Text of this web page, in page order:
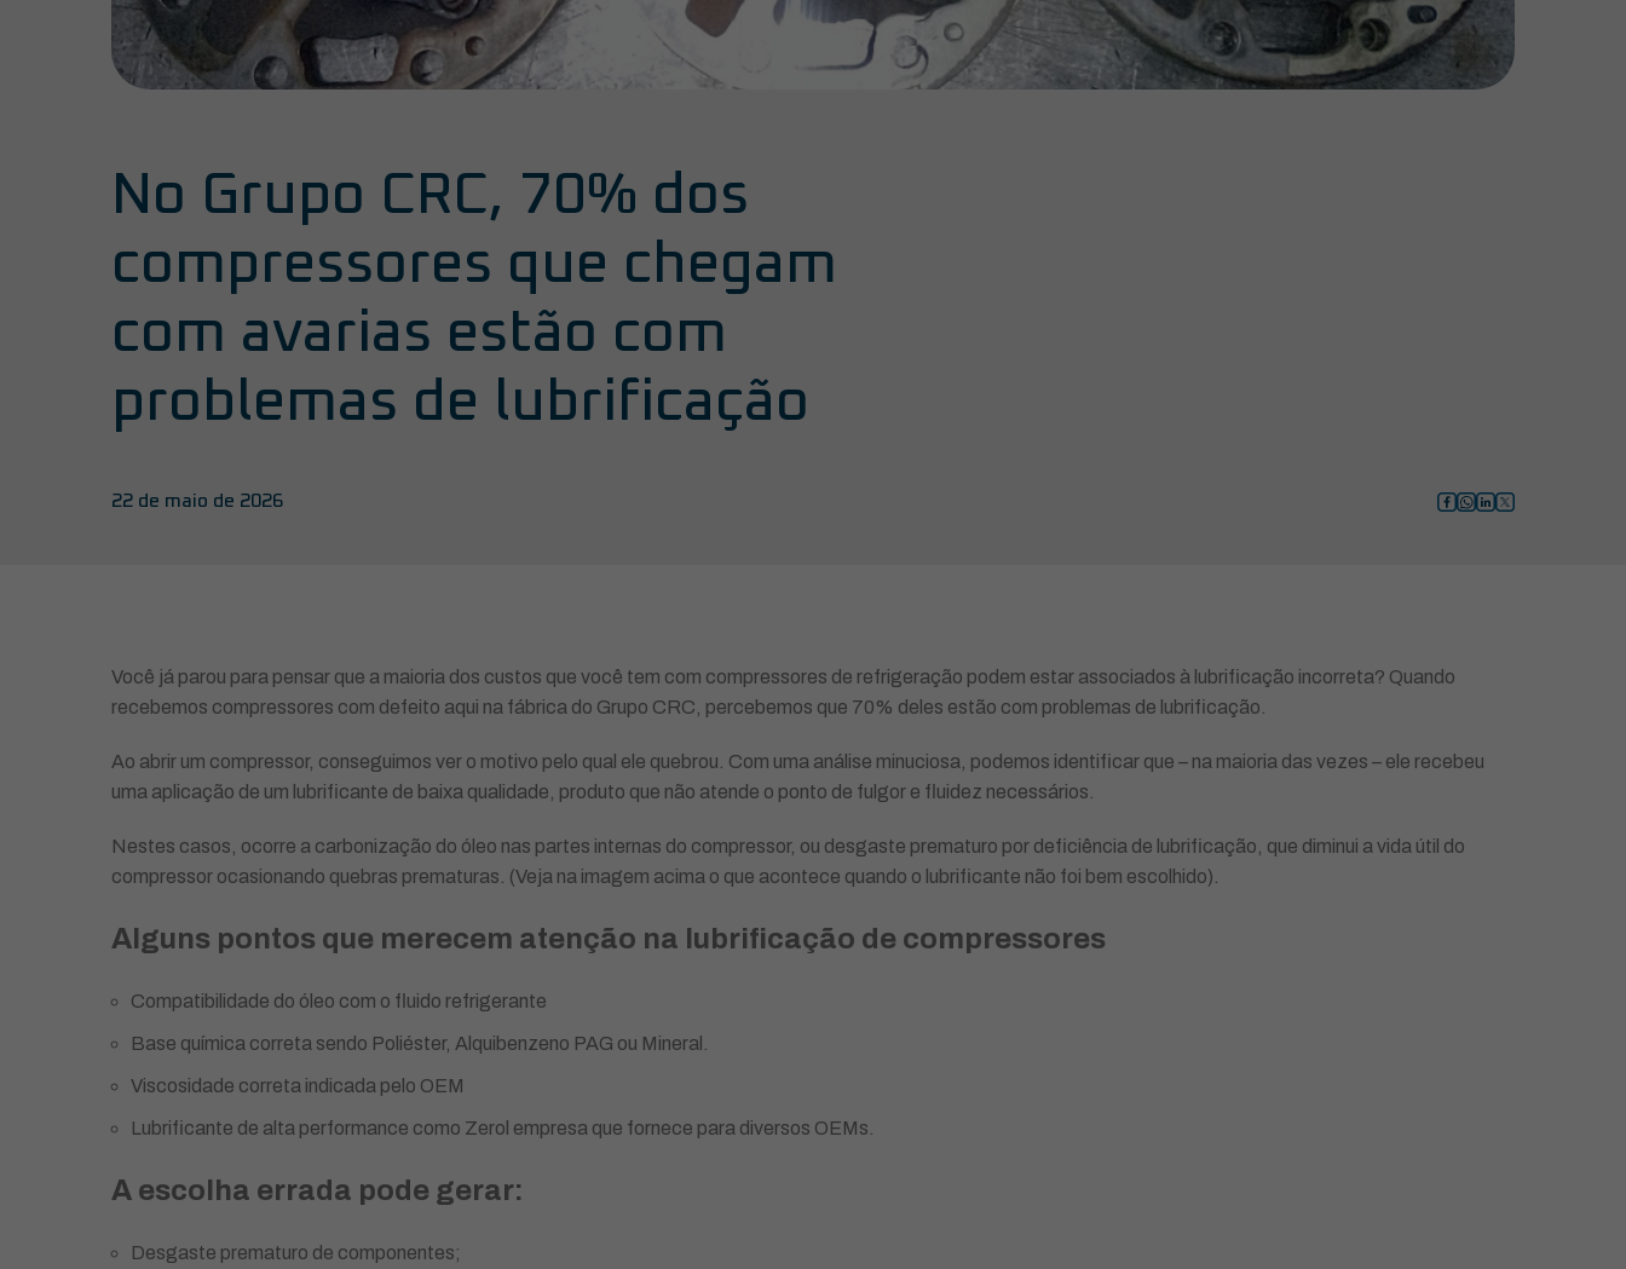
No Grupo CRC, 70% dos
compressores que chegam
com avarias estão com
problemas de lubrificação
22 de maio de 2026
Você já parou para pensar que a maioria dos custos que você tem com compressores de refrigeração podem estar associados à lubrificação incorreta? Quando
recebemos compressores com defeito aqui na fábrica do Grupo CRC, percebemos que 70% deles estão com problemas de lubrificação.
Ao abrir um compressor, conseguimos ver o motivo pelo qual ele quebrou. Com uma análise minuciosa, podemos identificar que – na maioria das vezes – ele recebeu
uma aplicação de um lubrificante de baixa qualidade, produto que não atende o ponto de fulgor e fluidez necessários.
Nestes casos, ocorre a carbonização do óleo nas partes internas do compressor, ou desgaste prematuro por deficiência de lubrificação, que diminui a vida útil do
compressor ocasionando quebras prematuras. (Veja na imagem acima o que acontece quando o lubrificante não foi bem escolhido).
Alguns pontos que merecem atenção na lubrificação de compressores
Compatibilidade do óleo com o fluido refrigerante
Base química correta sendo Poliéster, Alquibenzeno PAG ou Mineral.
Viscosidade correta indicada pelo OEM
Lubrificante de alta performance como Zerol empresa que fornece para diversos OEMs.
A escolha errada pode gerar:
Desgaste prematuro de componentes;